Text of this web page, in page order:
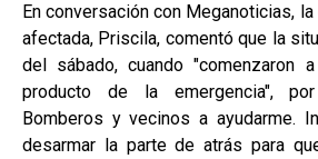
En conversación con Meganoticias,
afectada, Priscila, comentó que la
del sábado, cuando "comenzaron
producto de la emergencia",
Bomberos y vecinos a ayudarme.
desarmar la parte de atrás para